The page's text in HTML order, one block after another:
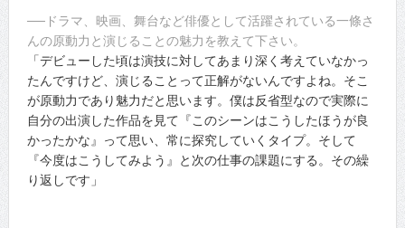
──ドラマ、映画、舞台など俳優として活躍されている一條さ
んの原動力と演じることの魅力を教えて下さい。
「デビューした頃は演技に対してあまり深く考えていなかっ
たんですけど、演じることって正解がないんですよね。そこ
が原動力であり魅力だと思います。僕は反省型なので実際に
自分の出演した作品を見て『このシーンはこうしたほうが良
かったかな』って思い、常に探究していくタイプ。そして
『今度はこうしてみよう』と次の仕事の課題にする。その繰
り返しです」